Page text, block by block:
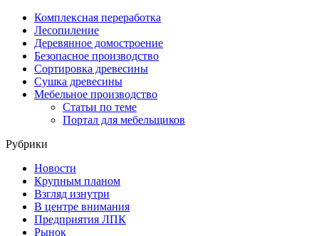
Комплексная переработка
Лесопиление
Деревянное домостроение
Безопасное производство
Сортировка древесины
Сушка древесины
Мебельное производство
Статьи по теме
Портал для мебельщиков
Рубрики
Новости
Крупным планом
Взгляд изнутри
В центре внимания
Предприятия ЛПК
Рынок